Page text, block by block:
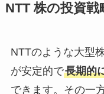
NTT 株の投資戦
NTTのような大型
が安定的で長期的
できます。その一